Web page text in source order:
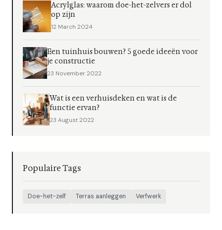
Acrylglas: waarom doe-het-zelvers er dol
op zijn
12 March 2024
Een tuinhuis bouwen? 5 goede ideeën voor
je constructie
23 November 2022
Wat is een verhuisdeken en wat is de
functie ervan?
23 August 2022
Populaire Tags
Doe-het-zelf Terras aanleggen Verfwerk